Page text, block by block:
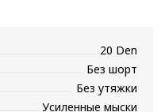
20 Den
Без шорт
Без утяжки
Усиленные мыски